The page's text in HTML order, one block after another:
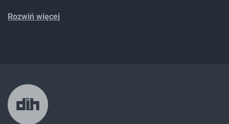
Rozwiń więcej